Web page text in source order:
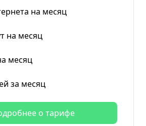
на месяц
на месяц
месяц
за месяц
о тарифе